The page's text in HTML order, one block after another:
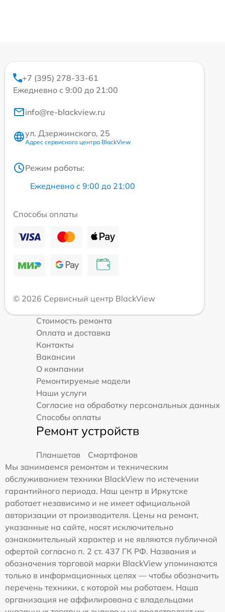
+7 (395) 278-33-61
Ежедневно с 9:00 до 21:00
info@re-blackview.ru
ул. Дзержинского, 25
Адрес сервисного центра BlackView
Режим работы:
Ежедневно с 9:00 до 21:00
Способы оплаты
© 2026 Сервисный центр BlackView
Стоимость ремонта
Оплата и доставка
Контакты
Вакансии
О компании
Ремонтируемые модели
Наши услуги
Согласие на обработку персональных данных
Способы оплаты
Ремонт устройств
Планшетов
Смартфонов
Мы занимаемся ремонтом и техническим
обслуживанием техники BlackView по истечении
гарантийного периода. Наш центр в Иркутске
работает независимо и не имеет официальной
авторизации от производителя. Цены на ремонт,
указанные на сайте, носят исключительно
ознакомительный характер и не являются публичной
офертой согласно п. 2 ст. 437 ГК РФ. Названия и
обозначения торговой марки BlackView упоминаются
только в информационных целях — чтобы обозначить
перечень техники, с которой мы работаем. Наша
организация не аффилирована с владельцами